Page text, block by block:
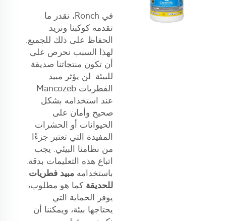
في Ronch، نقدر ما
تقدمه كوكبنا ونريد
الحفاظ على ذلك للجميع.
لهذا السبب نحرص على
أن تكون منتجاتنا صديقة
للبيئة. لن يؤثر مبيد
الفطريات Mancozeb
عند استخدامه بشكل
صحيح وأمان على
الحيوانات أو الحشرات
المفيدة التي تعتبر جزءًا
من نظامنا البيئي. يجب
اتباع هذه التعليمات بدقة.
باستخدامه مبيد فطريات
للحديقة كما هو مطلوب،
يوفر الحماية التي
يحتاجها بيئة، ويمكننا أن